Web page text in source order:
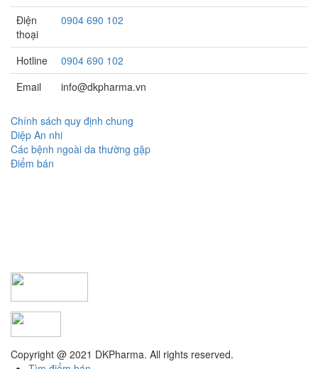
Điện
thoại
0904 690 102
Hotline
0904 690 102
Email
info@dkpharma.vn
Chính sách quy định chung
Diệp An nhi
Các bệnh ngoài da thường gặp
Điểm bán
Copyright @ 2021 DKPharma. All rights reserved.